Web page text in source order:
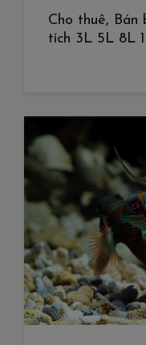
Cho thuê, Bán
tích 3L 5L 8L